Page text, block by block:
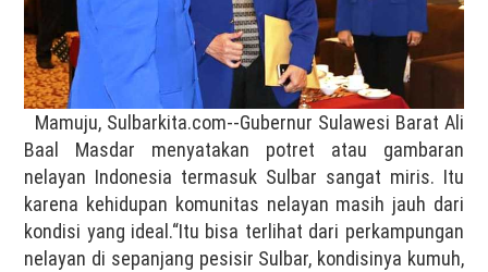
Mamuju, Sulbarkita.com--Gubernur Sulawesi Barat Ali
Baal Masdar menyatakan potret atau gambaran
nelayan Indonesia termasuk Sulbar sangat miris. Itu
karena kehidupan komunitas nelayan masih jauh dari
kondisi yang ideal.“Itu bisa terlihat dari perkampungan
nelayan di sepanjang pesisir Sulbar, kondisinya kumuh,